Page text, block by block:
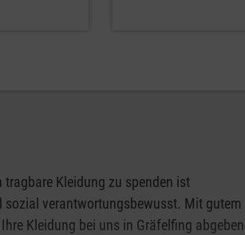
Kleidung zu spenden ist
verantwortungsbewusst. Mit gutem
Kleidung bei uns in Gräfelfing